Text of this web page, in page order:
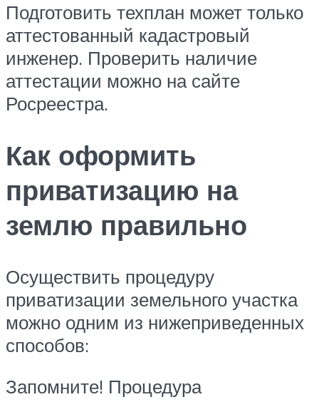
Подготовить техплан может только
аттестованный кадастровый
инженер. Проверить наличие
аттестации можно на сайте
Росреестра.
Как оформить
приватизацию на
землю правильно
Осуществить процедуру
приватизации земельного участка
можно одним из нижеприведенных
способов:
Запомните! Процедура